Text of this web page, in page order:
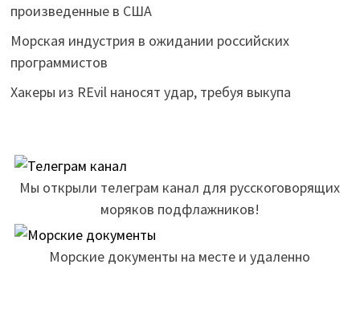
произведенные в США
Морская индустрия в ожидании российских
программистов
Хакеры из REvil наносят удар, требуя выкупа
Мы открыли телеграм канал для русскоговорящих
моряков подфлажников!
Морские документы на месте и удаленно